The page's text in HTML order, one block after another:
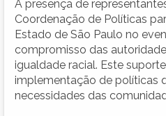
A presença de
Coordenação de Políticas
Estado de São Paulo no
compromisso das
igualdade racial. Este
implementação de políticas
necessidades das